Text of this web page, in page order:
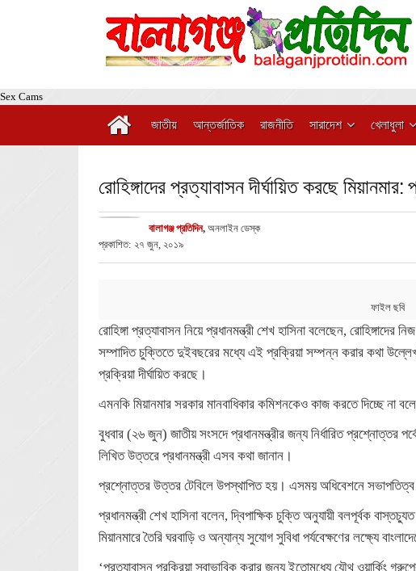
Sex Cams
জাতীয় আন্তর্জাতিক রাজনীতি সারাদেশ খেলাধুলা
রোহিঙ্গাদের প্রত্যাবাসন দীর্ঘায়িত করছে মিয়ানমার:
বালাগঞ্জ প্রতিদিন, অনলাইন ডেস্ক
প্রকাশিত: ২৭ জুন, ২০১৯
ফাইল ছবি
রোহিঙ্গা প্রত্যাবাসন নিয়ে প্রধানমন্ত্রী শেখ হাসিনা বলেছেন, রোহিঙ্গাদের
সম্পাদিত চুক্তিতে দুইবছরের মধ্যে এই প্রক্রিয়া সম্পন্ন করার কথা উল্লেখ
প্রক্রিয়া দীর্ঘায়িত করছে।
এমনকি মিয়ানমার সরকার মানবাধিকার কমিশনকেও কাজ করতে দিচ্ছে না
বুধবার (২৬ জুন) জাতীয় সংসদে প্রধানমন্ত্রীর জন্য নির্ধারিত প্রশ্নোত্তর
লিখিত উত্তরে প্রধানমন্ত্রী এসব কথা জানান।
প্রশ্নোত্তর উত্তর টেবিলে উপস্থাপিত হয়। এসময় অধিবেশনে সভাপতিত্ব
প্রধানমন্ত্রী শেখ হাসিনা বলেন, দ্বিপাক্ষিক চুক্তি অনুযায়ী বলপূর্বক
মিয়ানমারে তৈরি ঘরবাড়ি ও অন্যান্য সুযোগ সুবিধা পর্যবেক্ষণের লক্ষ্যে
‘প্রত্যাবাসন প্রক্রিয়া স্বাভাবিক করার জন্য ইতোমধ্যে যৌথ ওয়ার্কিং